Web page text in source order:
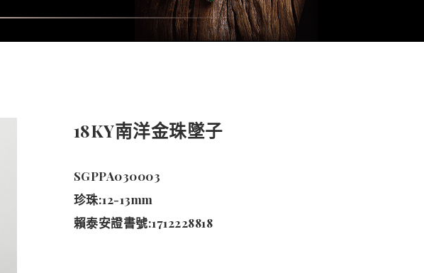
18KY南洋金珠墜子
SGPPA030003
珍珠:12-13mm
賴泰安證書號:1712228818